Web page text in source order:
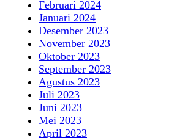
Februari 2024
Januari 2024
Desember 2023
November 2023
Oktober 2023
September 2023
Agustus 2023
Juli 2023
Juni 2023
Mei 2023
April 2023